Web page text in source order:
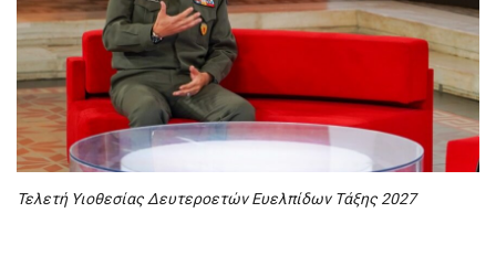
Τελετή Υιοθεσίας Δευτεροετών Ευελπίδων Τάξης 2027